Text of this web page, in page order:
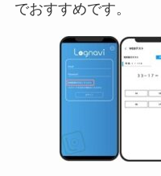
でおすすめです。